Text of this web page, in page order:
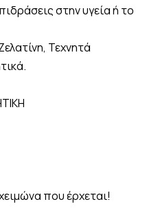
στην υγεία ή το
Τεχνητά
που έρχεται!